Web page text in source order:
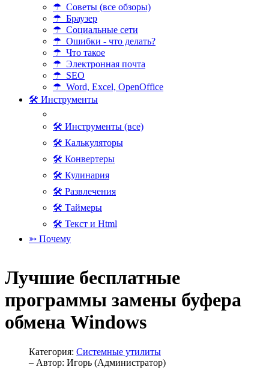
☂ Советы (все обзоры)
☂ Браузер
☂ Социальные сети
☂ Ошибки - что делать?
☂ Что такое
☂ Электронная почта
☂ SEO
☂ Word, Excel, OpenOffice
🛠 Инструменты
🛠 Инструменты (все)
🛠 Калькуляторы
🛠 Конвертеры
🛠 Кулинария
🛠 Развлечения
🛠 Таймеры
🛠 Текст и Html
➳ Почему
Лучшие бесплатные
программы замены буфера
обмена Windows
Категория: Системные утилиты
– Автор: Игорь (Администратор)